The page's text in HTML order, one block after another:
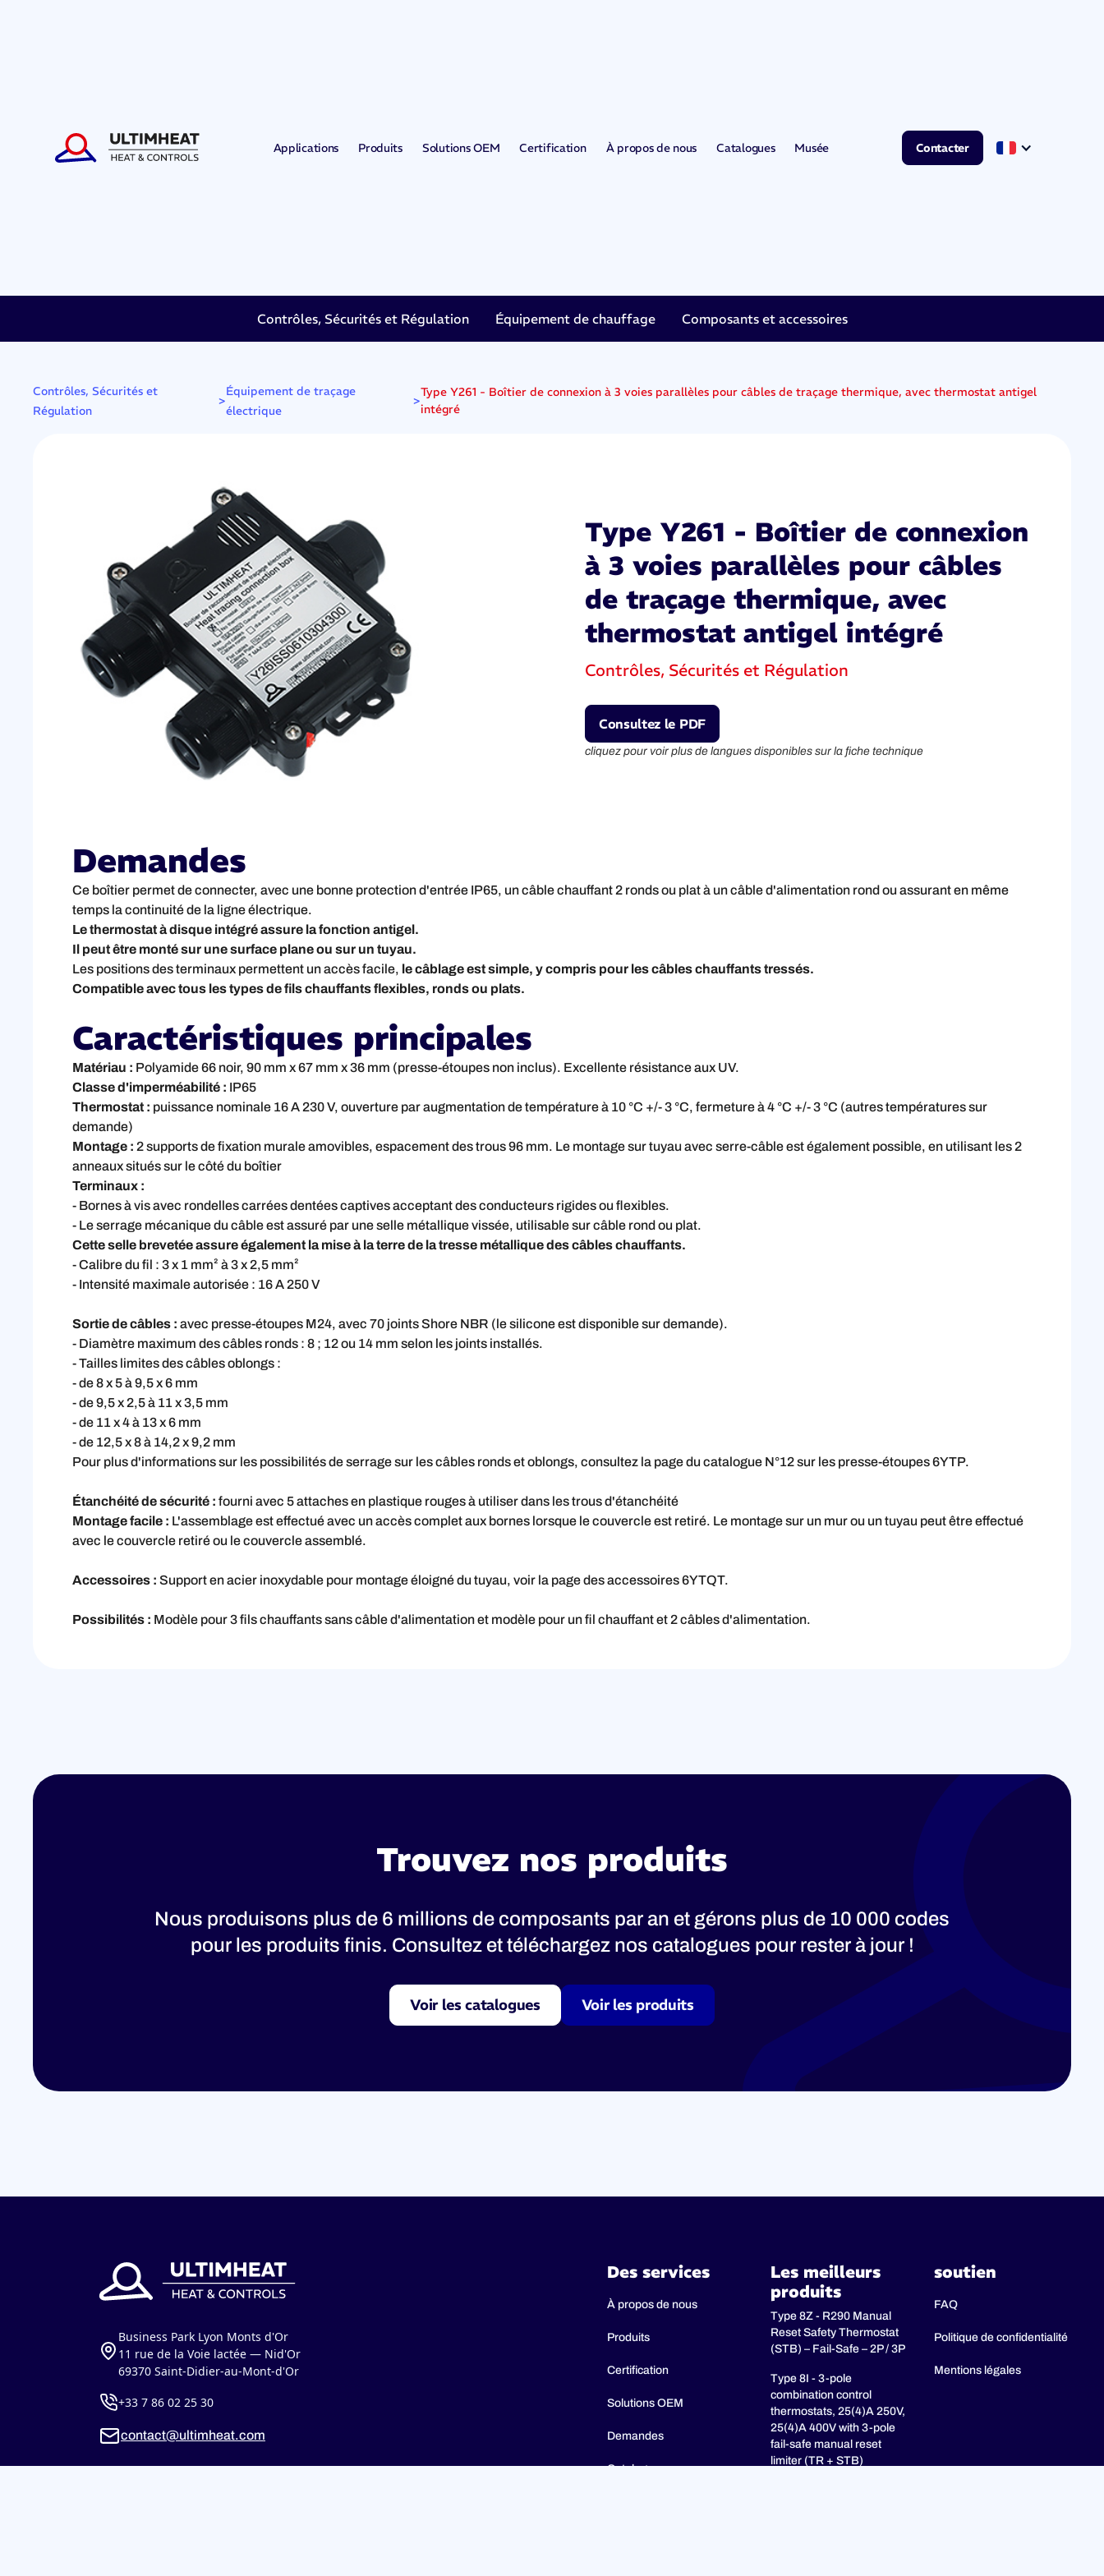
Applications Produits Solutions OEM Certification À propos de nous Catalogues Musée Contacter
Contrôles, Sécurités et Régulation Équipement de chauffage Composants et accessoires
Contrôles, Sécurités et
Régulation
>
Équipement de traçage
électrique
>
Type Y261 - Boîtier de connexion à 3 voies parallèles pour câbles de traçage thermique, avec thermostat antigel
intégré
Type Y261 - Boîtier de connexion
à 3 voies parallèles pour câbles
de traçage thermique, avec
thermostat antigel intégré
Contrôles, Sécurités et Régulation
Consultez le PDF
cliquez pour voir plus de langues disponibles sur la fiche technique
Demandes
Ce boîtier permet de connecter, avec une bonne protection d'entrée IP65, un câble chauffant 2 ronds ou plat à un câble d'alimentation rond ou assurant en même
temps la continuité de la ligne électrique.
Le thermostat à disque intégré assure la fonction antigel.
Il peut être monté sur une surface plane ou sur un tuyau.
Les positions des terminaux permettent un accès facile, le câblage est simple, y compris pour les câbles chauffants tressés.
Compatible avec tous les types de fils chauffants flexibles, ronds ou plats.
Caractéristiques principales
Matériau : Polyamide 66 noir, 90 mm x 67 mm x 36 mm (presse-étoupes non inclus). Excellente résistance aux UV.
Classe d'imperméabilité : IP65
Thermostat : puissance nominale 16 A 230 V, ouverture par augmentation de température à 10 °C +/- 3 °C, fermeture à 4 °C +/- 3 °C (autres températures sur
demande)
Montage : 2 supports de fixation murale amovibles, espacement des trous 96 mm. Le montage sur tuyau avec serre-câble est également possible, en utilisant les 2
anneaux situés sur le côté du boîtier
Terminaux :
- Bornes à vis avec rondelles carrées dentées captives acceptant des conducteurs rigides ou flexibles.
- Le serrage mécanique du câble est assuré par une selle métallique vissée, utilisable sur câble rond ou plat.
Cette selle brevetée assure également la mise à la terre de la tresse métallique des câbles chauffants.
- Calibre du fil : 3 x 1 mm² à 3 x 2,5 mm²
- Intensité maximale autorisée : 16 A 250 V
Sortie de câbles : avec presse-étoupes M24, avec 70 joints Shore NBR (le silicone est disponible sur demande).
- Diamètre maximum des câbles ronds : 8 ; 12 ou 14 mm selon les joints installés.
- Tailles limites des câbles oblongs :
- de 8 x 5 à 9,5 x 6 mm
- de 9,5 x 2,5 à 11 x 3,5 mm
- de 11 x 4 à 13 x 6 mm
- de 12,5 x 8 à 14,2 x 9,2 mm
Pour plus d'informations sur les possibilités de serrage sur les câbles ronds et oblongs, consultez la page du catalogue N°12 sur les presse-étoupes 6YTP.
Étanchéité de sécurité : fourni avec 5 attaches en plastique rouges à utiliser dans les trous d'étanchéité
Montage facile : L'assemblage est effectué avec un accès complet aux bornes lorsque le couvercle est retiré. Le montage sur un mur ou un tuyau peut être effectué
avec le couvercle retiré ou le couvercle assemblé.
Accessoires : Support en acier inoxydable pour montage éloigné du tuyau, voir la page des accessoires 6YTQT.
Possibilités : Modèle pour 3 fils chauffants sans câble d'alimentation et modèle pour un fil chauffant et 2 câbles d'alimentation.
Trouvez nos produits
Nous produisons plus de 6 millions de composants par an et gérons plus de 10 000 codes
pour les produits finis. Consultez et téléchargez nos catalogues pour rester à jour !
Voir les catalogues Voir les produits
Business Park Lyon Monts d'Or
11 rue de la Voie lactée — Nid'Or
69370 Saint-Didier-au-Mont-d'Or
+33 7 86 02 25 30
contact@ultimheat.com
Des services
À propos de nous
Produits
Certification
Solutions OEM
Demandes
Catalogues
Les meilleurs
produits
Type 8Z - R290 Manual
Reset Safety Thermostat
(STB) – Fail-Safe – 2P / 3P
Type 8I - 3-pole
combination control
thermostats, 25(4)A 250V,
25(4)A 400V with 3-pole
fail-safe manual reset
limiter (TR + STB)
soutien
FAQ
Politique de confidentialité
Mentions légales